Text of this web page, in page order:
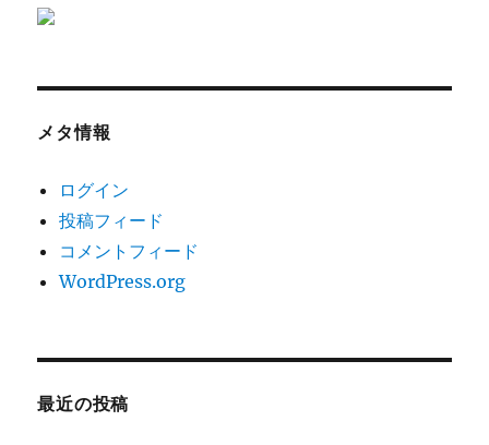
メタ情報
ログイン
投稿フィード
コメントフィード
WordPress.org
最近の投稿